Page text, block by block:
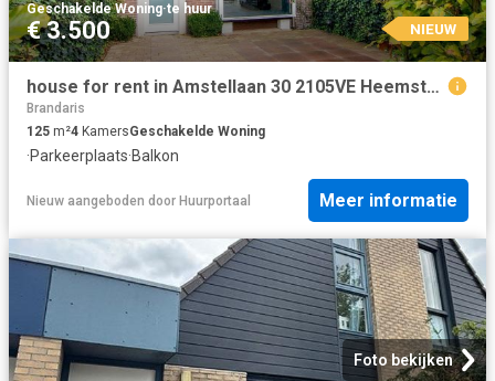
Geschakelde Woning·te huur
€ 3.500 NIEUW
house for rent in Amstellaan 30 2105VE Heemstede Rivierenbuurt Heemstede
Brandaris
125 m²4 KamersGeschakelde Woning
·Parkeerplaats·Balkon
Nieuw aangeboden door Huurportaal Meer informatie
Foto bekijken